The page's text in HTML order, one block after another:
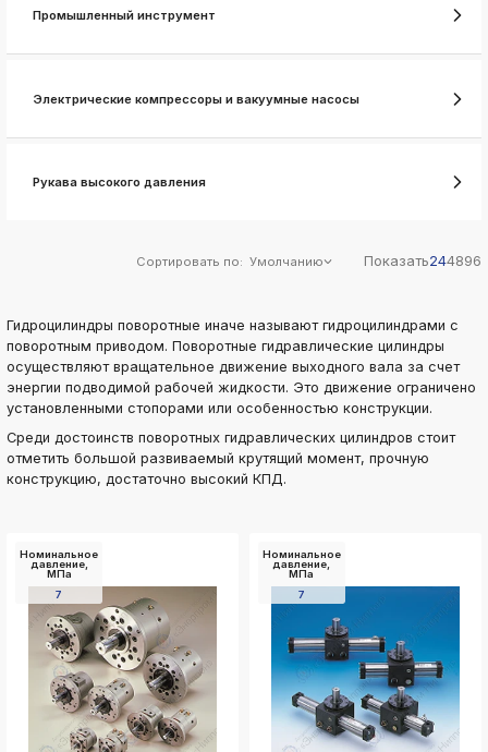
ksldkfjsdlfkjsls;ldfkgjsdl;kfkфыва
k
k
ksldkfjsdlfkjsls;ldfkgjsdl;kfkфыва
k
ksldkfjsdlfkjsls;ldfkgjsdl;kfkфыва
k
ksldkfjsdlfkjsls;ldfkgjsdl;kfkфыва
k
ksldkfjsdlfkjsls;ldfkgjsdl;kfkфыва
Промышленный инструмент
Электрические компрессоры и вакуумные насосы
Рукава высокого давления
Сортировать по: Умолчанию Показать244896
Гидроцилиндры поворотные иначе называют гидроцилиндрами с
поворотным приводом. Поворотные гидравлические цилиндры
осуществляют вращательное движение выходного вала за счет
энергии подводимой рабочей жидкости. Это движение ограничено
установленными стопорами или особенностью конструкции.
Среди достоинств поворотных гидравлических цилиндров стоит
отметить большой развиваемый крутящий момент, прочную
конструкцию, достаточно высокий КПД.
Номинальное
давление,
МПа
7
Номинальное
давление,
МПа
7